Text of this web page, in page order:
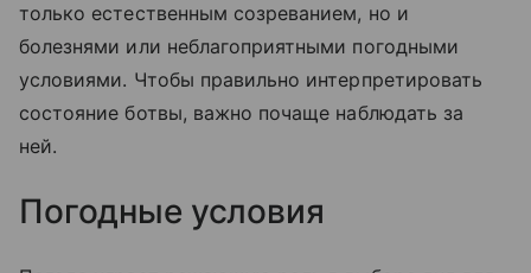
только естественным созреванием, но и
болезнями или неблагоприятными погодными
условиями. Чтобы правильно интерпретировать
состояние ботвы, важно почаще наблюдать за
ней.
Погодные условия